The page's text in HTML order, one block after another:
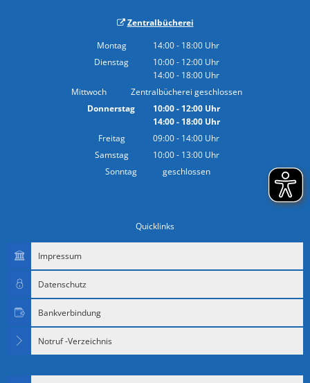
Zentralbücherei
Montag
14:00- 18:00 Uhr
Von 14:00 bis 18:00 Uhr
Dienstag 10:00- 12:00 Uhr
Von 10:00 bis 12:00 Uhr
14:00- 18:00 Uhr
Von 14:00 bis 18:00 Uhr
Mittwoch
Zentralbücherei geschlossen
Donnerstag
10:00- 12:00Uhr
Von 10:00 bis 12:00 Uhr
14:00- 18:00Uhr
Von 14:00 bis 18:00 Uhr
Freitag 09:00- 14:00 Uhr
Von 09:00 bis 14:00 Uhr
Samstag 10:00- 13:00 Uhr
Von 10:00 bis 13:00 Uhr
Sonntag geschlossen
Quicklinks
Impressum
Datenschutz
Bankverbindung
Notruf -Verzeichnis